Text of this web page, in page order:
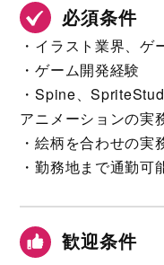
必須条件
・イラスト業界、ゲ
・ゲーム開発経験
・Spine、
アニメーションの実
・絵柄を合わせの実
・勤務地まで通勤可
歓迎条件